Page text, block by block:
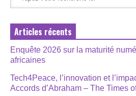
Articles récents
Enquête 2026 sur la maturité
africaines
Tech4Peace, l’innovation et
Accords d’Abraham – The Times